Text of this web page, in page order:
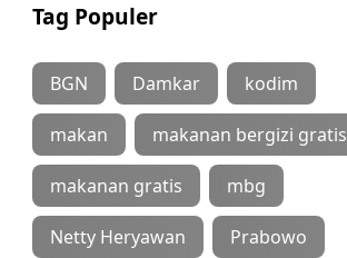
Tag Populer
BGN Damkar kodim
makan makanan bergizi gratis
makanan gratis mbg
Netty Heryawan Prabowo